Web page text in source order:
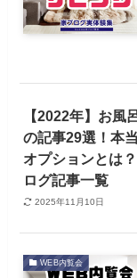
【2022年】お風
の記事29選！本
オプションとは
ログ記事一覧
2025年11月10日
WEB内覧会